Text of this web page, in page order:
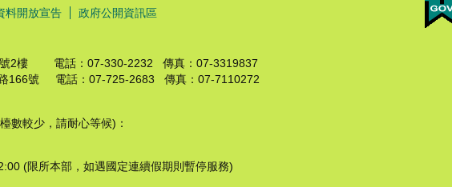
料開放宣告
政府公開資訊區
號2樓 電話：07-330-2232 傳真：07-3319837
路166號 電話：07-725-2683 傳真：07-7110272
較少，請耐心等候)：
(限所本部，如遇國定連續假期則暫停服務)